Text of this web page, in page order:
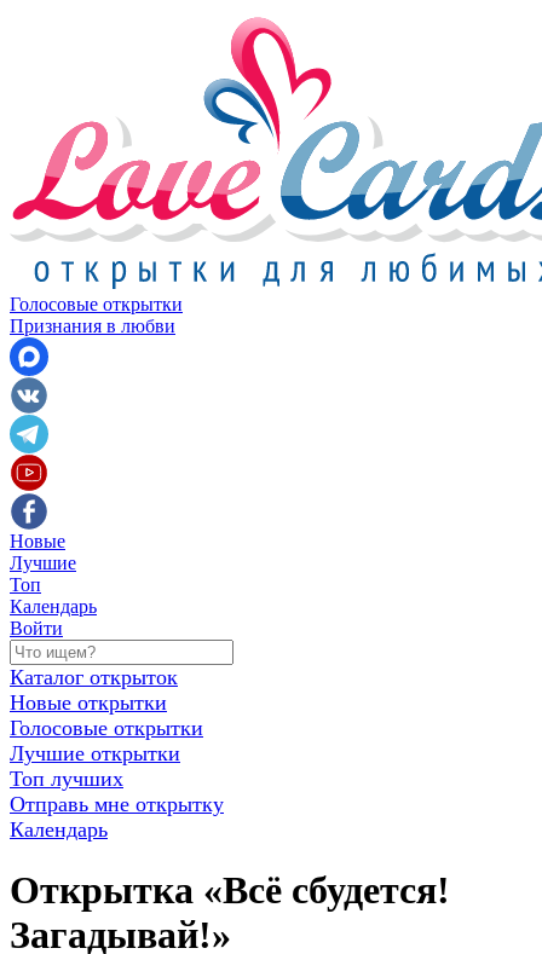
Голосовые открытки
Признания в любви
Новые
Лучшие
Топ
Календарь
Войти
Каталог открыток
Новые открытки
Голосовые открытки
Лучшие открытки
Топ лучших
Отправь мне открытку
Календарь
Открытка «Всё сбудется!
Загадывай!»